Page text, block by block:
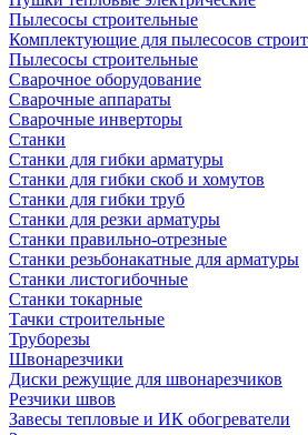
Пылесосы строительные
Комплектующие для пылесосов
Пылесосы строительные
Сварочное оборудование
Сварочные аппараты
Сварочные инверторы
Станки
Станки для гибки арматуры
Станки для гибки скоб и хомутов
Станки для гибки труб
Станки для резки арматуры
Станки правильно-отрезные
Станки резьбонакатные для арматуры
Станки листогибочные
Станки токарные
Тачки строительные
Труборезы
Швонарезчики
Диски режущие для швонарезчиков
Резчики швов
Завесы тепловые и ИК обогреватели